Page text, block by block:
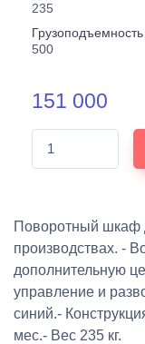
235
Грузоподъемность
500
151 000
Поворотный шкаф
производствах. -
дополнительную
управление и
синий.-
мес.- Вес 235 кг.